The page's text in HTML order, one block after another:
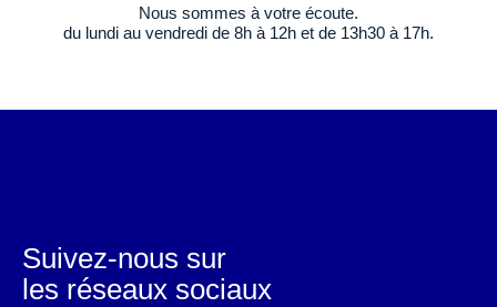
Nous sommes à votre écoute.
du lundi au vendredi de 8h à 12h et de 13h30 à 17h.
Suivez-nous sur
les réseaux sociaux